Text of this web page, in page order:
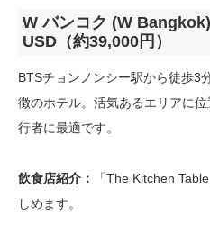
W バンコク (W
USD（約39,000円）
BTSチョンノンシー駅から徒歩3
徴のホテル。活気あるエリアに
行者に最適です。
飲食店紹介：
「The Kitchen
しめます。